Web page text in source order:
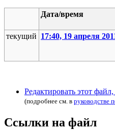
Дата/время
текущий 17:40, 19 апреля
Редактировать этот
(подробнее см. в руководстве
Ссылки на файл